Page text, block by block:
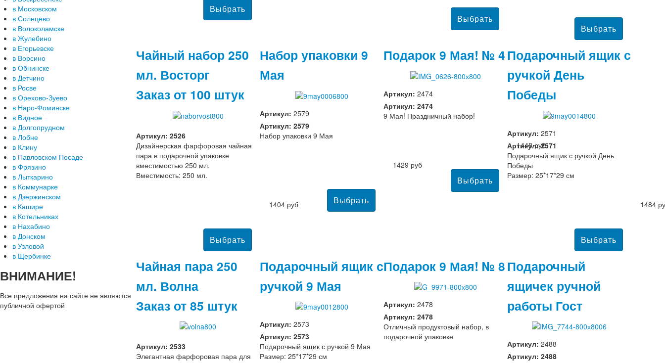
Чайный набор 250
мл. Восторг
Заказ от 100 штук
Артикул: 2526
Дизайнерская фарфоровая чайная
пара в подарочной упаковке
вместимостью 250 мл.
Вместимость: 250 мл.
1404 руб
Набор упаковки 9
Мая
Артикул: 2579
Артикул: 2579
Набор упаковки 9 Мая
1429 руб
Подарок 9 Мая! № 4
Артикул: 2474
Артикул: 2474
9 Мая! Праздничный набор!
1448 руб
Подарочный ящик с
ручкой День
Победы
Артикул: 2571
Артикул: 2571
Подарочный ящик с ручкой День
Победы
Размер: 25*17*29 см
1484
Чайная пара 250
мл. Волна
Заказ от 85 штук
Артикул: 2533
Элегантная фарфоровая пара для
Подарочный ящик с
ручкой 9 Мая
Артикул: 2573
Артикул: 2573
Подарочный ящик с ручкой 9 Мая
Размер: 25*17*29 см
Подарок 9 Мая! № 8
Артикул: 2478
Артикул: 2478
Отличный продуктовый набор, в
подарочной упаковке
Подарочный
ящичек ручной
работы Гост
Артикул: 2488
Артикул: 2488
в Московском
в Солнцево
в Волоколамске
в Жулебино
в Егорьевске
в Ворсино
в Обнинске
в Детчино
в Росве
в Орехово-Зуево
в Наро-Фоминске
в Видное
в Долгопрудном
в Лобне
в Клину
в Павловском Посаде
в Фрязино
в Лыткарино
в Коммунарке
в Дзержинском
в Кашире
в Котельниках
в Нахабино
в Донском
в Узловой
в Щербинке
ВНИМАНИЕ!
Все предложения на сайте не являются
публичной офертой